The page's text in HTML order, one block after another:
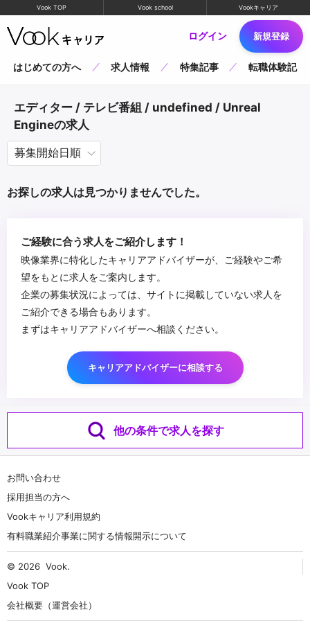
Vook TOP Vook school Vookキャリア
ログイン 新規登録
はじめての方へ 求人情報 特集記事 転職体験記
エディター / テレビ番組 / undefined / Unreal
Engineの求人
お探しの求人は見つかりませんでした。
ご経験に合う求人をご紹介します！
映像業界に特化したキャリアアドバイザーが、ご経験やご希
望をもとに求人をご案内します。
企業の募集状況によっては、サイトに掲載していない求人を
ご紹介できる場合もあります。
まずはキャリアアドバイザーへ相談ください。
キャリアアドバイザーに相談する
他の条件で求人を探す
お問い合わせ
採用担当の方へ
Vookキャリア利用規約
有料職業紹介事業に関する情報開示について
© 2026 Vook.
Vook TOP
会社概要（運営会社）